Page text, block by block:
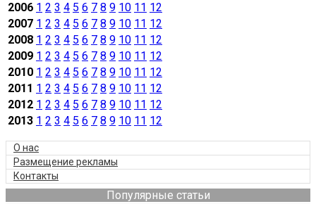
2006 1 2 3 4 5 6 7 8 9 10 11 12
2007 1 2 3 4 5 6 7 8 9 10 11 12
2008 1 2 3 4 5 6 7 8 9 10 11 12
2009 1 2 3 4 5 6 7 8 9 10 11 12
2010 1 2 3 4 5 6 7 8 9 10 11 12
2011 1 2 3 4 5 6 7 8 9 10 11 12
2012 1 2 3 4 5 6 7 8 9 10 11 12
2013 1 2 3 4 5 6 7 8 9 10 11 12
О нас
Размещение рекламы
Контакты
Популярные статьи